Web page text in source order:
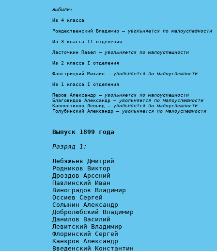
Выбыли:
Из 4 класса
Рождественский Владимир – увольняется по малоуспешности
Из 3 класса II отделения
Ласточкин Павел – увольняется по малоуспешности
Из 2 класса I отделения
Фавстрицкий Михаил – увольняется по малоуспешности
Из 1 класса I отделения
Перов Александр – увольняется по малоуспешности
Благовидов Александр – увольняется по малоуспешности
Каллестинов Леонид – увольняется по малоуспешности
Голубинский Александр – увольняется по малоуспешности
Выпуск 1899 года
Разряд 1:
Лебяжьев Дмитрий
Родников Виктор
Дроздов Арсений
Павлинский Иван
Виноградов Владимир
Оссиев Сергей
Солынин Александр
Добролюбский Владимир
Данилов Василий
Левитский Владимир
Флоринский Сергей
Канкров Александр
Введенский Константин